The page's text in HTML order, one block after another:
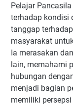
Pelajar
terhadap kondisi
tanggap
masyarakat
Ia merasakan
lain, memahami
hubungan
menjadi bagian
memiliki